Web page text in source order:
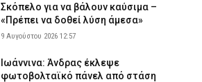
Σκόπελο για να βάλουν καύσιμα –
«Πρέπει να δοθεί λύση άμεσα»
9 Αυγούστου 2026 12:57
Ιωάννινα: Άνδρας έκλεψε
φωτοβολταϊκό πάνελ από στάση